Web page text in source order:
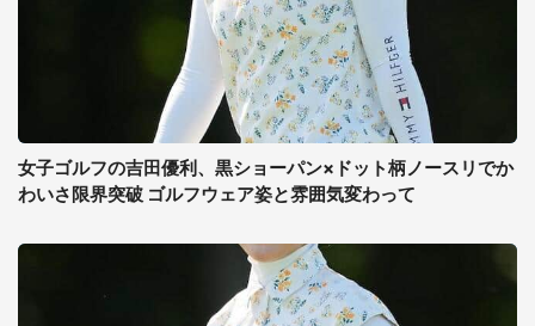
女子ゴルフの吉田優利、黒ショーパン×ドット柄ノースリでか
わいさ限界突破 ゴルフウェア姿と雰囲気変わって